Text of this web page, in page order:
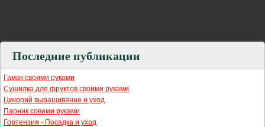
Последние публикации
Гамак своими руками
Сушилка для фруктов своими руками
Цикорий выращивание и уход
Парник совими руками
Гортензия - Посадка и уход